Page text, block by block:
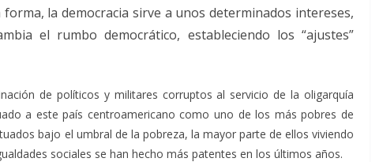
la democracia sirve a unos determinados intereses,
el rumbo democrático, estableciendo los “ajustes”
de políticos y militares corruptos al servicio de la oligarquía
a este país centroamericano como uno de los más pobres de
bajo el umbral de la pobreza, la mayor parte de ellos viviendo
sociales se han hecho más patentes en los últimos años.